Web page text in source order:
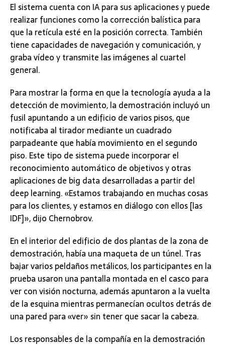
El sistema cuenta con IA para sus aplicaciones y puede
realizar funciones como la corrección balística para
que la retícula esté en la posición correcta. También
tiene capacidades de navegación y comunicación, y
graba vídeo y transmite las imágenes al cuartel
general.
Para mostrar la forma en que la tecnología ayuda a la
detección de movimiento, la demostración incluyó un
fusil apuntando a un edificio de varios pisos, que
notificaba al tirador mediante un cuadrado
parpadeante que había movimiento en el segundo
piso. Este tipo de sistema puede incorporar el
reconocimiento automático de objetivos y otras
aplicaciones de big data desarrolladas a partir del
deep learning. «Estamos trabajando en muchas cosas
para los clientes, y estamos en diálogo con ellos [las
IDF]», dijo Chernobrov.
En el interior del edificio de dos plantas de la zona de
demostración, había una maqueta de un túnel. Tras
bajar varios peldaños metálicos, los participantes en la
prueba usaron una pantalla montada en el casco para
ver con visión nocturna, además apuntaron a la vuelta
de la esquina mientras permanecían ocultos detrás de
una pared para «ver» sin tener que sacar la cabeza.
Los responsables de la compañía en la demostración